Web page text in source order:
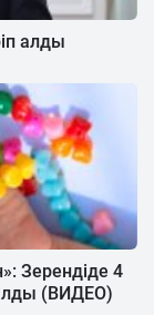
алды
Зерендіде 4
(ВИДЕО)